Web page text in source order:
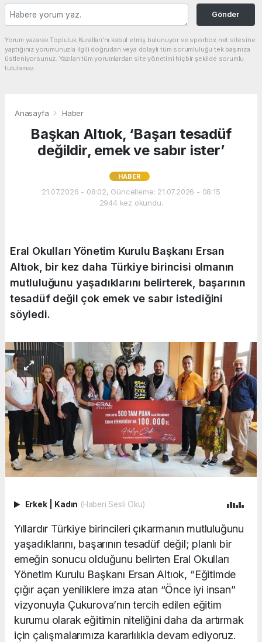
Gönder
Yorum yazarak Topluluk Kuralları’nı kabul etmiş bulunuyor ve sporbox.net sitesine
yaptığınız yorumunuzla ilgili doğrudan veya dolaylı tüm sorumluluğu tek başınıza
üstleniyorsunuz. Yazılan tüm yorumlardan site yönetimi hiçbir şekilde sorumlu
tutulamaz.
Anasayfa Haber
Başkan Altıok, ‘Başarı tesadüf
değildir, emek ve sabır ister’
HABER
21.07.2026 - 08:02, Güncelleme: 21.07.2026 - 08:15
2944 kez okundu.
Eral Okulları Yönetim Kurulu Başkanı Ersan
Altıok, bir kez daha Türkiye birincisi olmanın
mutluluğunu yaşadıklarını belirterek, başarının
tesadüf değil çok emek ve sabır istediğini
söyledi.
Erkek Kadın (Haberi Sesli Oku)
Yıllardır Türkiye birincileri çıkarmanın mutluluğunu
yaşadıklarını, başarının tesadüf değil; planlı bir
emeğin sonucu olduğunu belirten Eral Okulları
Yönetim Kurulu Başkanı Ersan Altıok, “Eğitimde
çığır açan yeniliklere imza atan “Önce iyi insan”
vizyonuyla Çukurova’nın tercih edilen eğitim
kurumu olarak eğitimin niteliğini daha da artırmak
için çalışmalarımıza kararlılıkla devam ediyoruz.